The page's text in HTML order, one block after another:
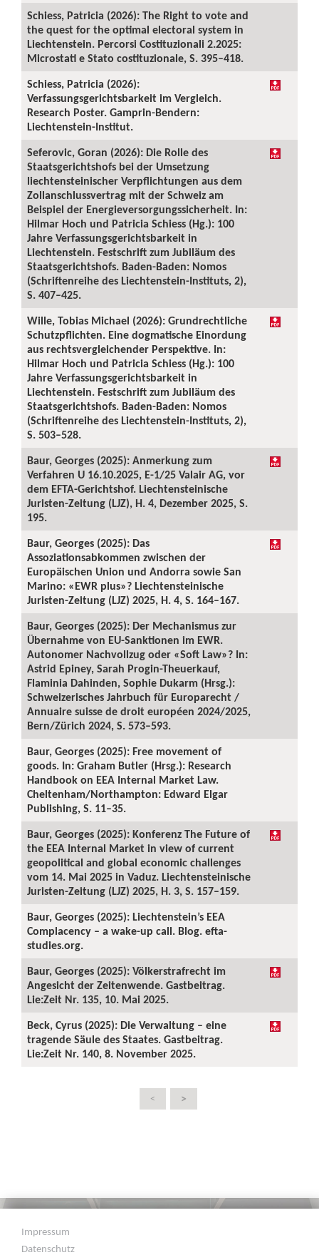
Schiess, Patricia (2026): The Right to vote and
the quest for the optimal electoral system in
Liechtenstein. Percorsi Costituzionali 2.2025:
Microstati e Stato costituzionale, S. 395–418.
Schiess, Patricia (2026):
Verfassungsgerichtsbarkeit im Vergleich.
Research Poster. Gamprin-Bendern:
Liechtenstein-Institut.
Seferovic, Goran (2026): Die Rolle des
Staatsgerichtshofs bei der Umsetzung
liechtensteinischer Verpflichtungen aus dem
Zollanschlussvertrag mit der Schweiz am
Beispiel der Energieversorgungssicherheit. In:
Hilmar Hoch und Patricia Schiess (Hg.): 100
Jahre Verfassungsgerichtsbarkeit in
Liechtenstein. Festschrift zum Jubiläum des
Staatsgerichtshofs. Baden-Baden: Nomos
(Schriftenreihe des Liechtenstein-Instituts, 2),
S. 407–425.
Wille, Tobias Michael (2026): Grundrechtliche
Schutzpflichten. Eine dogmatische Einordung
aus rechtsvergleichender Perspektive. In:
Hilmar Hoch und Patricia Schiess (Hg.): 100
Jahre Verfassungsgerichtsbarkeit in
Liechtenstein. Festschrift zum Jubiläum des
Staatsgerichtshofs. Baden-Baden: Nomos
(Schriftenreihe des Liechtenstein-Instituts, 2),
S. 503–528.
Baur, Georges (2025): Anmerkung zum
Verfahren U 16.10.2025, E-1/25 Valair AG, vor
dem EFTA-Gerichtshof. Liechtensteinische
Juristen-Zeitung (LJZ), H. 4, Dezember 2025, S.
195.
Baur, Georges (2025): Das
Assoziationsabkommen zwischen der
Europäischen Union und Andorra sowie San
Marino: «EWR plus»? Liechtensteinische
Juristen-Zeitung (LJZ) 2025, H. 4, S. 164–167.
Baur, Georges (2025): Der Mechanismus zur
Übernahme von EU-Sanktionen im EWR.
Autonomer Nachvollzug oder «Soft Law»? In:
Astrid Epiney, Sarah Progin-Theuerkauf,
Flaminia Dahinden, Sophie Dukarm (Hrsg.):
Schweizerisches Jahrbuch für Europarecht /
Annuaire suisse de droit européen 2024/2025,
Bern/Zürich 2024, S. 573–593.
Baur, Georges (2025): Free movement of
goods. In: Graham Butler (Hrsg.): Research
Handbook on EEA Internal Market Law.
Cheltenham/Northampton: Edward Elgar
Publishing, S. 11–35.
Baur, Georges (2025): Konferenz The Future of
the EEA Internal Market in view of current
geopolitical and global economic challenges
vom 14. Mai 2025 in Vaduz. Liechtensteinische
Juristen-Zeitung (LJZ) 2025, H. 3, S. 157–159.
Baur, Georges (2025): Liechtenstein’s EEA
Complacency – a wake-up call. Blog. efta-
studies.org.
Baur, Georges (2025): Völkerstrafrecht im
Angesicht der Zeitenwende. Gastbeitrag.
Lie:Zeit Nr. 135, 10. Mai 2025.
Beck, Cyrus (2025): Die Verwaltung – eine
tragende Säule des Staates. Gastbeitrag.
Lie:Zeit Nr. 140, 8. November 2025.
< >
Impressum
Datenschutz